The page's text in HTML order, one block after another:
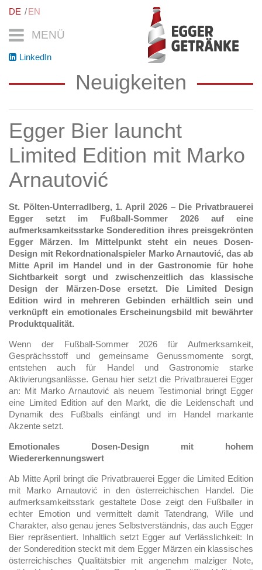
MENÜ
DE EN
LinkedIn
Neuigkeiten
Egger Bier launcht
Limited Edition mit Marko
Arnautović
St. Pölten-Unterradlberg, 1. April 2026 – Die Privatbrauerei
Egger setzt im Fußball-Sommer 2026 auf eine
aufmerksamkeitsstarke Sonderedition ihres preisgekrönten
Egger Märzen. Im Mittelpunkt steht ein neues Dosen-
Design mit Rekordnationalspieler Marko Arnautović, das ab
Mitte April im Handel und in der Gastronomie für hohe
Sichtbarkeit sorgt und zwischenzeitlich das klassische
Design der Märzen-Dose ersetzt. Die Limited Design
Edition wird in mehreren Gebinden erhältlich sein und
verknüpft ein emotionales Erscheinungsbild mit bewährter
Produktqualität.
Wenn der Fußball-Sommer 2026 für Aufmerksamkeit,
Gesprächsstoff und gemeinsame Genussmomente sorgt,
entstehen auch für Handel und Gastronomie starke
Aktivierungsanlässe. Genau hier setzt die Privatbrauerei Egger
an: Mit Marko Arnautović als neuem Testimonial bringt Egger
eine Limited Edition auf den Markt, die die Leidenschaft und
Dynamik des Fußballs einfängt und im Handel markante
Akzente setzt.
Emotionales Dosen-Design mit hohem
Wiedererkennungswert
Ab Mitte April bringt die Privatbrauerei Egger die Limited Edition
mit Marko Arnautović in den österreichischen Handel. Die
aufmerksamkeitsstark gestaltete Dose zeigt den Fußballer in
echter Emotion und vermittelt damit Tatendrang, Wille und
Charakter, also genau jenes Selbstverständnis, das auch Egger
Bier repräsentiert. Inhaltlich setzt Egger auf Verlässlichkeit: In
der Sonderedition steckt mit dem Egger Märzen ein klassisches
österreichisches Qualitätsbier mit angenehm malziger Note,